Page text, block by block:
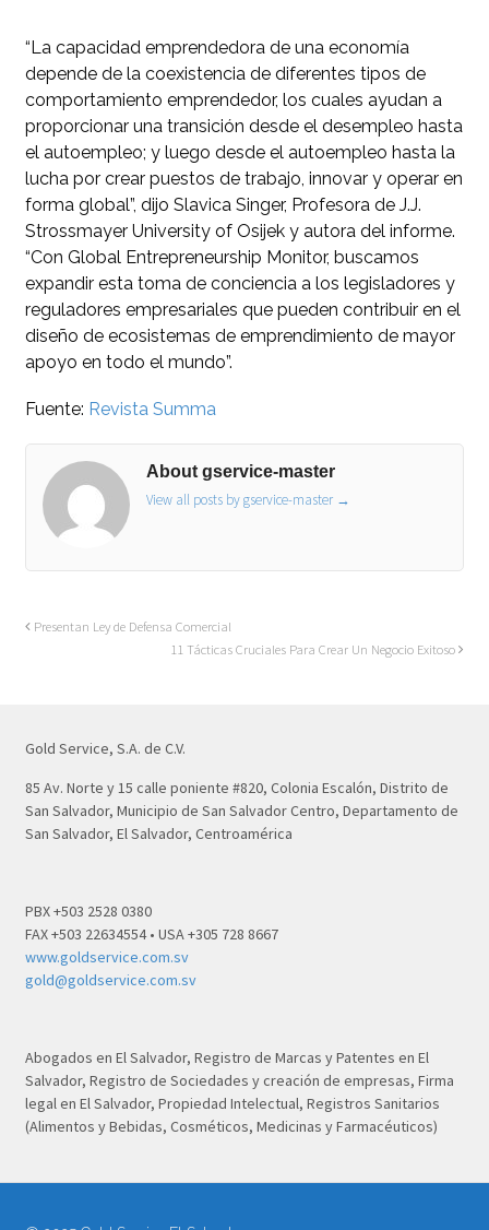
“La capacidad emprendedora de una economía
depende de la coexistencia de diferentes tipos de
comportamiento emprendedor, los cuales ayudan a
proporcionar una transición desde el desempleo hasta
el autoempleo; y luego desde el autoempleo hasta la
lucha por crear puestos de trabajo, innovar y operar en
forma global”, dijo Slavica Singer, Profesora de J.J.
Strossmayer University of Osijek y autora del informe.
“Con Global Entrepreneurship Monitor, buscamos
expandir esta toma de conciencia a los legisladores y
reguladores empresariales que pueden contribuir en el
diseño de ecosistemas de emprendimiento de mayor
apoyo en todo el mundo”.
Fuente: Revista Summa
About gservice-master
View all posts by gservice-master →
Presentan Ley de Defensa Comercial
11 Tácticas Cruciales Para Crear Un Negocio Exitoso
Gold Service, S.A. de C.V.
85 Av. Norte y 15 calle poniente #820, Colonia Escalón, Distrito de
San Salvador, Municipio de San Salvador Centro, Departamento de
San Salvador, El Salvador, Centroamérica
PBX +503 2528 0380
FAX +503 22634554 • USA +305 728 8667
www.goldservice.com.sv
gold@goldservice.com.sv
Abogados en El Salvador, Registro de Marcas y Patentes en El
Salvador, Registro de Sociedades y creación de empresas, Firma
legal en El Salvador, Propiedad Intelectual, Registros Sanitarios
(Alimentos y Bebidas, Cosméticos, Medicinas y Farmacéuticos)